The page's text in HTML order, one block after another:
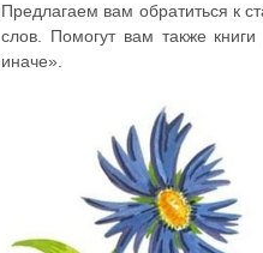
Предлагаем вам обратиться к
слов. Помогут вам также
иначе».